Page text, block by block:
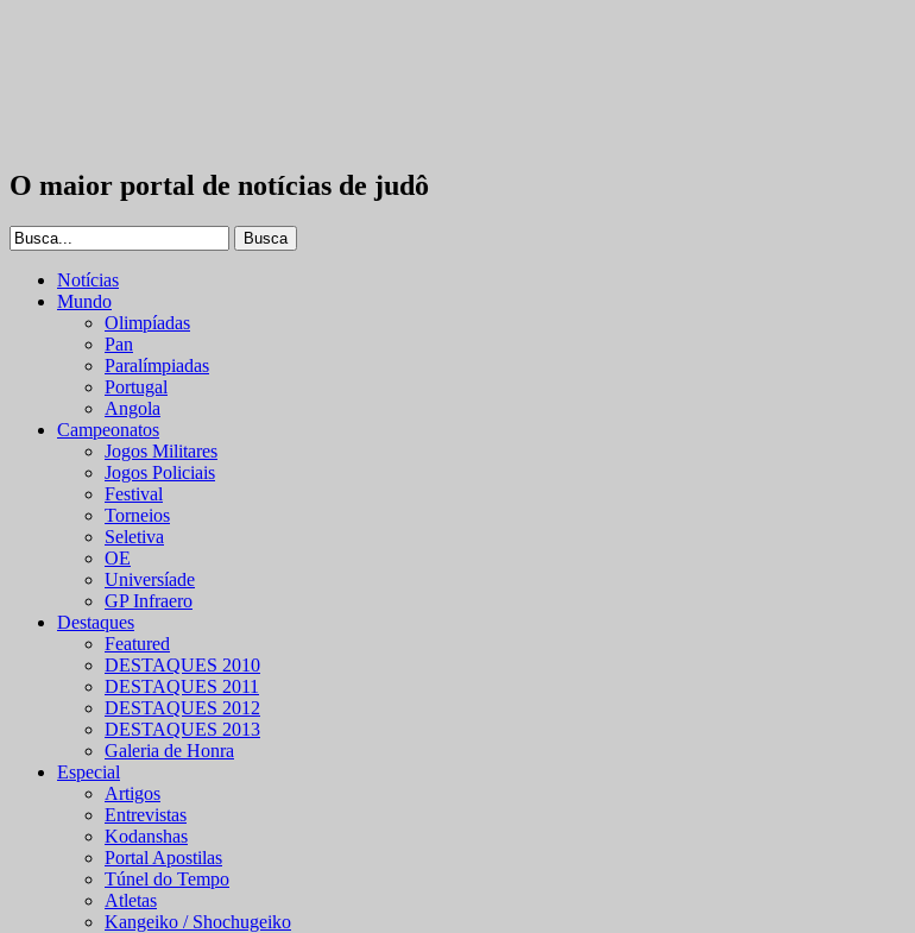
O maior portal de notícias de judô
Notícias
Mundo
Olimpíadas
Pan
Paralímpiadas
Portugal
Angola
Campeonatos
Jogos Militares
Jogos Policiais
Festival
Torneios
Seletiva
OE
Universíade
GP Infraero
Destaques
Featured
DESTAQUES 2010
DESTAQUES 2011
DESTAQUES 2012
DESTAQUES 2013
Galeria de Honra
Especial
Artigos
Entrevistas
Kodanshas
Portal Apostilas
Túnel do Tempo
Atletas
Kangeiko / Shochugeiko